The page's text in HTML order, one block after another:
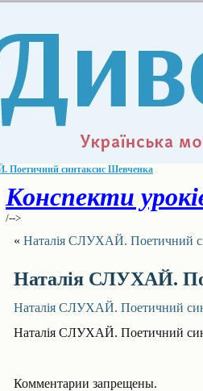
Поетичний синтаксис Шевченка
Конспекти
/-->
« Наталія СЛУХАЙ. Поетичний
Наталія СЛУХАЙ.
Наталія СЛУХАЙ. Поетичний
Наталія СЛУХАЙ. Поетичний
Комментарии запрещены.